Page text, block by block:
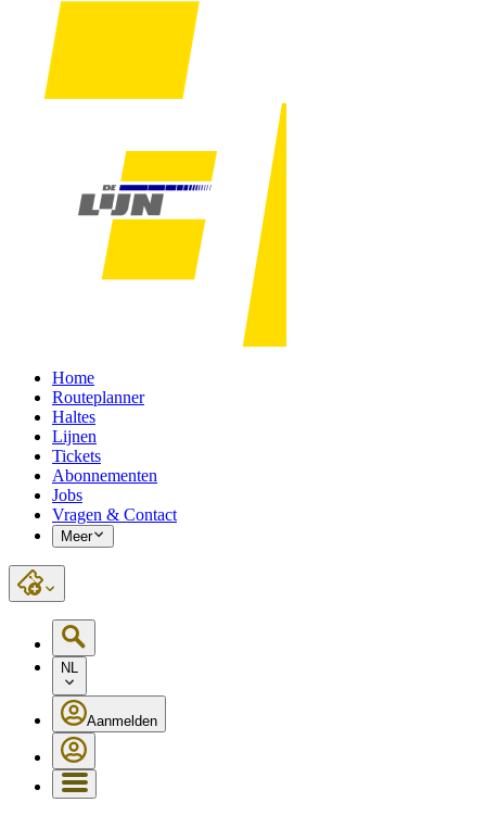
Home
Routeplanner
Haltes
Lijnen
Tickets
Abonnementen
Jobs
Vragen & Contact
Meer
NL
Aanmelden